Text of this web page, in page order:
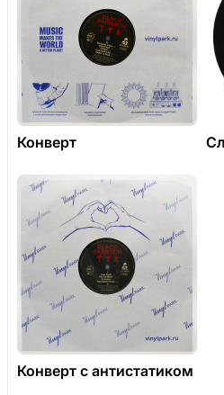
Конверт
Конверт с антистатиком